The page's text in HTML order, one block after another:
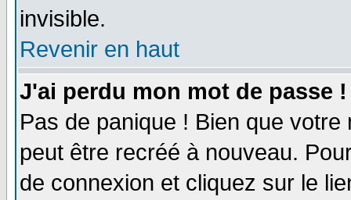
invisible.
Revenir en haut
J'ai perdu mon mot de passe !
Pas de panique ! Bien que
peut être recréé à nouveau.
de connexion et cliquez sur le